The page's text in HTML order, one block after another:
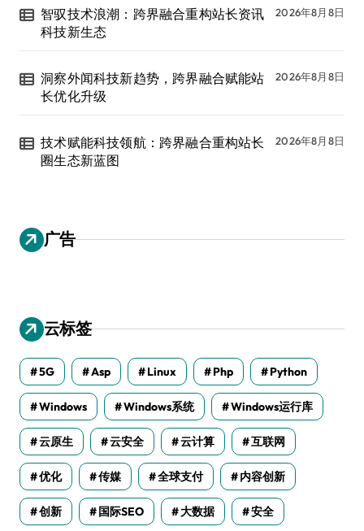
智驭技术浪潮：跨界融合重构站长资讯
科技新生态
2026年8月8日
洞察外闻科技新趋势，跨界融合赋能站
长优化升级
2026年8月8日
技术赋能科技领航：跨界融合重构站长
圈生态新蓝图
2026年8月8日
广告
云标签
5G Asp Linux Php Python
Windows Windows系统 Windows运行库
云原生 云安全 云计算 互联网
优化 传媒 全球支付 内容创新
创新 国际SEO 大数据 安全